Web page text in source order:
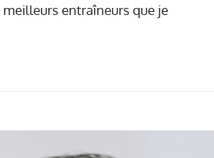
entraîneurs que je